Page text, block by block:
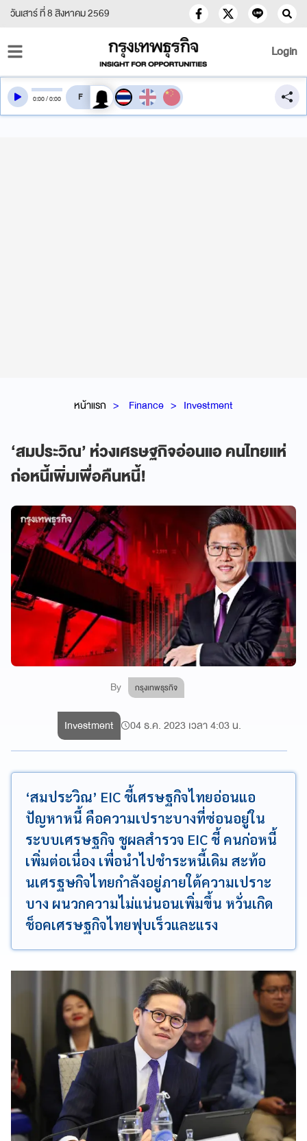
วันเสาร์ ที่ 8 สิงหาคม 2569
Login
หน้าแรก Finance Investment
‘สมประวิณ’ ห่วงเศรษฐกิจอ่อนแอ คนไทยแห่
ก่อหนี้เพิ่มเพื่อคืนหนี้!
By กรุงเทพธุรกิจ
0:00/0:00 สลับเสียงอ่าน
Investment 04 ธ.ค. 2023 เวลา 4:03 น.
‘สมประวิณ’ EIC ชี้เศรษฐกิจไทยอ่อนแอ
ปัญหาหนี้ คือความเปราะบางที่ซ่อนอยู่ใน
ระบบเศรษฐกิจ ชูผลสำรวจ EIC ชี้ คนก่อหนี้
เพิ่มต่อเนื่อง เพื่อนำไปชำระหนี้เดิม สะท้อ
นเศรฐษกิจไทยกำลังอยู่ภายใต้ความเปราะ
บาง ผนวกความไม่แน่นอนเพิ่มขึ้น หวั่นเกิด
ช็อคเศรษฐกิจไทยฟุบเร็วและแรง